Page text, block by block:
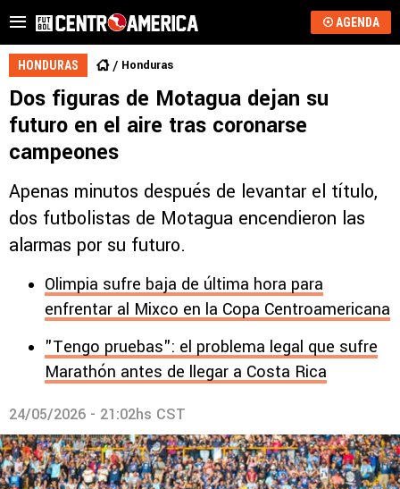
AGENDA
HONDURAS Honduras
Dos figuras de Motagua dejan su
futuro en el aire tras coronarse
campeones
Apenas minutos después de levantar el título,
dos futbolistas de Motagua encendieron las
alarmas por su futuro.
Olimpia sufre baja de última hora para
enfrentar al Mixco en la Copa Centroamericana
"Tengo pruebas": el problema legal que sufre
Marathón antes de llegar a Costa Rica
24/05/2026 - 21:02hs CST